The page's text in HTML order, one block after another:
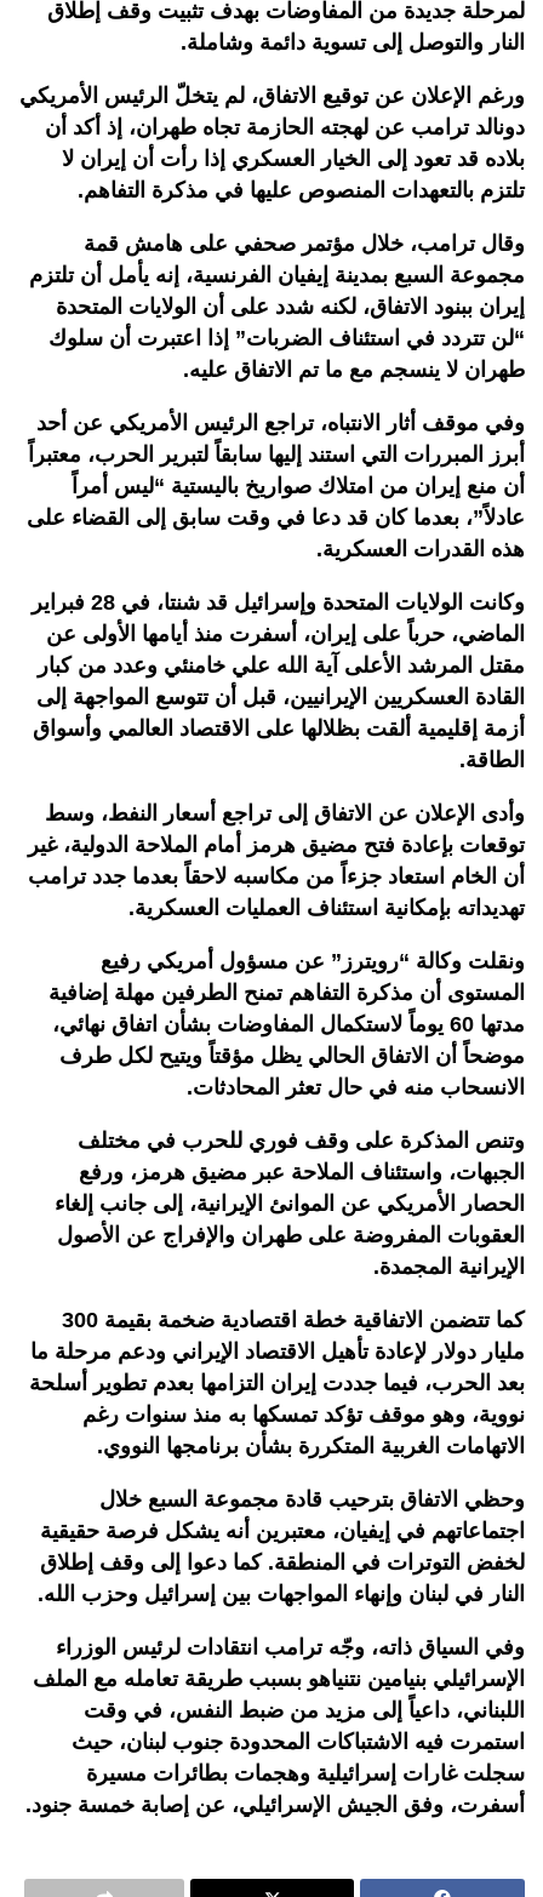
لمرحلة جديدة من المفاوضات بهدف تثبيت وقف إطلاق
النار والتوصل إلى تسوية دائمة وشاملة.
ورغم الإعلان عن توقيع الاتفاق، لم يتخلّ الرئيس الأمريكي
دونالد ترامب عن لهجته الحازمة تجاه طهران، إذ أكد أن
بلاده قد تعود إلى الخيار العسكري إذا رأت أن إيران لا
تلتزم بالتعهدات المنصوص عليها في مذكرة التفاهم.
وقال ترامب، خلال مؤتمر صحفي على هامش قمة
مجموعة السبع بمدينة إيفيان الفرنسية، إنه يأمل أن تلتزم
إيران ببنود الاتفاق، لكنه شدد على أن الولايات المتحدة
“لن تتردد في استئناف الضربات” إذا اعتبرت أن سلوك
طهران لا ينسجم مع ما تم الاتفاق عليه.
وفي موقف أثار الانتباه، تراجع الرئيس الأمريكي عن أحد
أبرز المبررات التي استند إليها سابقاً لتبرير الحرب، معتبراً
أن منع إيران من امتلاك صواريخ باليستية “ليس أمراً
عادلاً”، بعدما كان قد دعا في وقت سابق إلى القضاء على
هذه القدرات العسكرية.
وكانت الولايات المتحدة وإسرائيل قد شنتا، في 28 فبراير
الماضي، حرباً على إيران، أسفرت منذ أيامها الأولى عن
مقتل المرشد الأعلى آية الله علي خامنئي وعدد من كبار
القادة العسكريين الإيرانيين، قبل أن تتوسع المواجهة إلى
أزمة إقليمية ألقت بظلالها على الاقتصاد العالمي وأسواق
الطاقة.
وأدى الإعلان عن الاتفاق إلى تراجع أسعار النفط، وسط
توقعات بإعادة فتح مضيق هرمز أمام الملاحة الدولية، غير
أن الخام استعاد جزءاً من مكاسبه لاحقاً بعدما جدد ترامب
تهديداته بإمكانية استئناف العمليات العسكرية.
ونقلت وكالة “رويترز” عن مسؤول أمريكي رفيع
المستوى أن مذكرة التفاهم تمنح الطرفين مهلة إضافية
مدتها 60 يوماً لاستكمال المفاوضات بشأن اتفاق نهائي،
موضحاً أن الاتفاق الحالي يظل مؤقتاً ويتيح لكل طرف
الانسحاب منه في حال تعثر المحادثات.
وتنص المذكرة على وقف فوري للحرب في مختلف
الجبهات، واستئناف الملاحة عبر مضيق هرمز، ورفع
الحصار الأمريكي عن الموانئ الإيرانية، إلى جانب إلغاء
العقوبات المفروضة على طهران والإفراج عن الأصول
الإيرانية المجمدة.
كما تتضمن الاتفاقية خطة اقتصادية ضخمة بقيمة 300
مليار دولار لإعادة تأهيل الاقتصاد الإيراني ودعم مرحلة ما
بعد الحرب، فيما جددت إيران التزامها بعدم تطوير أسلحة
نووية، وهو موقف تؤكد تمسكها به منذ سنوات رغم
الاتهامات الغربية المتكررة بشأن برنامجها النووي.
وحظي الاتفاق بترحيب قادة مجموعة السبع خلال
اجتماعاتهم في إيفيان، معتبرين أنه يشكل فرصة حقيقية
لخفض التوترات في المنطقة. كما دعوا إلى وقف إطلاق
النار في لبنان وإنهاء المواجهات بين إسرائيل وحزب الله.
وفي السياق ذاته، وجّه ترامب انتقادات لرئيس الوزراء
الإسرائيلي بنيامين نتنياهو بسبب طريقة تعامله مع الملف
اللبناني، داعياً إلى مزيد من ضبط النفس، في وقت
استمرت فيه الاشتباكات المحدودة جنوب لبنان، حيث
سجلت غارات إسرائيلية وهجمات بطائرات مسيرة
أسفرت، وفق الجيش الإسرائيلي، عن إصابة خمسة جنود.